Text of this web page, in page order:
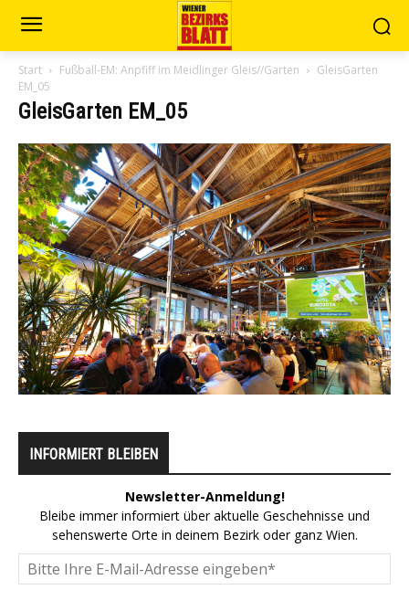
Start Fußball-EM: Anpfiff im Meidlinger Gleis//Garten
GleisGarten
EM_05
GleisGarten EM_05
INFORMIERT BLEIBEN
Newsletter-Anmeldung!
Bleibe immer informiert über aktuelle Geschehnisse und
sehenswerte Orte in deinem Bezirk oder ganz Wien.